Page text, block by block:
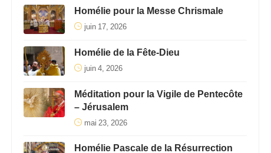
Homélie pour la Messe Chrismale
juin 17, 2026
Homélie de la Fête-Dieu
juin 4, 2026
Méditation pour la Vigile de Pentecôte
– Jérusalem
mai 23, 2026
Homélie Pascale de la Résurrection